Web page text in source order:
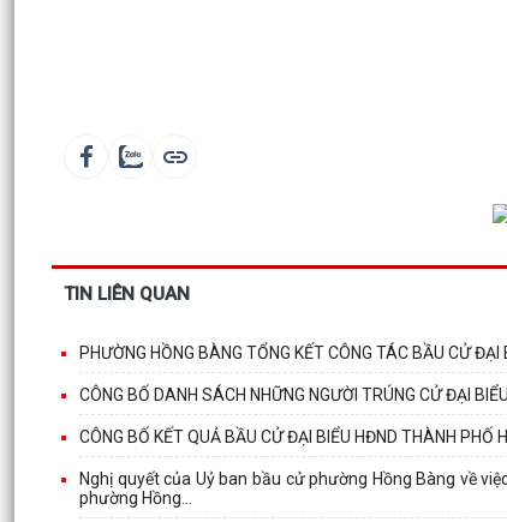
TIN LIÊN QUAN
PHƯỜNG HỒNG BÀNG TỔNG KẾT CÔNG TÁC BẦU CỬ
CÔNG BỐ DANH SÁCH NHỮNG NGƯỜI TRÚNG CỬ ĐẠI
CÔNG BỐ KẾT QUẢ BẦU CỬ ĐẠI BIỂU HĐND THÀNH PHỐ
Nghị quyết của Uỷ ban bầu cử phường Hồng Bàng về
phường Hồng...